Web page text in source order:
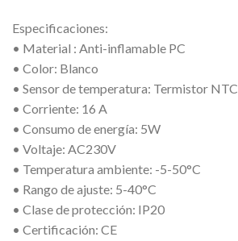
Especificaciones:
• Material : Anti-inflamable PC
• Color: Blanco
• Sensor de temperatura: Termistor NTC
• Corriente: 16 A
• Consumo de energía: 5W
• Voltaje: AC230V
• Temperatura ambiente: -5-50°C
• Rango de ajuste: 5-40°C
• Clase de protección: IP20
• Certificación: CE